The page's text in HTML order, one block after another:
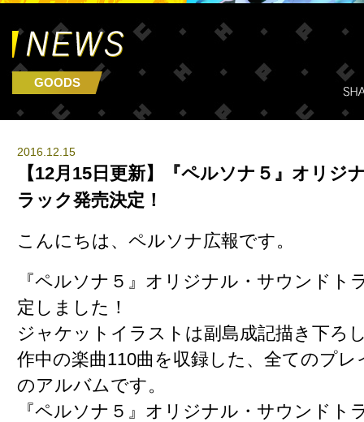
GOODS
2016.12.15
【12月15日更新】『ペルソナ５』オリジ
ラック発売決定！
こんにちは、ペルソナ広報です。
『ペルソナ５』オリジナル・サウンドト
定しました！
ジャケットイラストは副島成記描き下ろ
作中の楽曲110曲を収録した、全てのプ
のアルバムです。
『ペルソナ５』オリジナル・サウンドト